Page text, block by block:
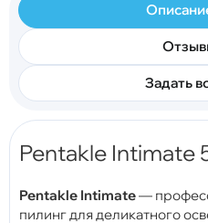
Задать
Pentakle Intimate
Pentakle Intimate—
пилинг для деликатного